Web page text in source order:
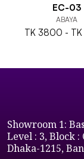
EC-03
ABAYA
TK 3800 -
Showroom 1:
Level : 3, Block :
Dhaka-1215,